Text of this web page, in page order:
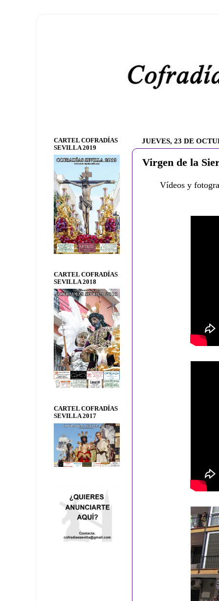
JUEVES, 23 DE
Virgen de la
Vídeos y
CARTEL COFRADÍAS
SEVILLA 2019
CARTEL COFRADÍAS
SEVILLA 2018
CARTEL COFRADÍAS
SEVILLA 2017